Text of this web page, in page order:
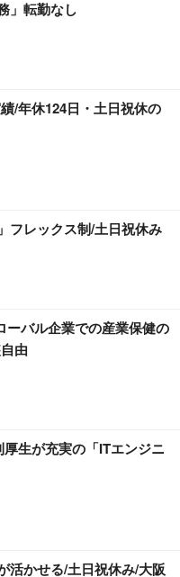
」転勤なし
/年休124日・土日祝休の
フレックス制/土日祝休み
ーバル企業での産業保健の
由
生が充実の「ITエンジニ
活かせる/土日祝休み/大阪